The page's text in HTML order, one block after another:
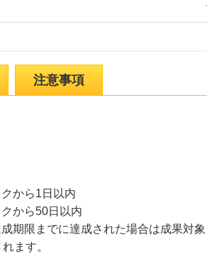
注意事項
から1日以内
から50日以内
期限までに達成された場合は成果対象
ます。